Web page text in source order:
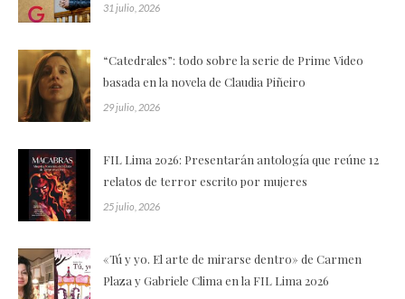
31 julio, 2026
“Catedrales”: todo sobre la serie de Prime Video
basada en la novela de Claudia Piñeiro
29 julio, 2026
FIL Lima 2026: Presentarán antología que reúne 12
relatos de terror escrito por mujeres
25 julio, 2026
«Tú y yo. El arte de mirarse dentro» de Carmen
Plaza y Gabriele Clima en la FIL Lima 2026